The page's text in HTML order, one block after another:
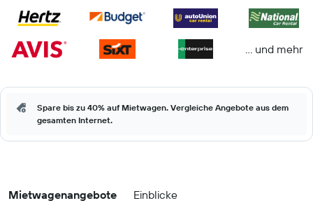
… und mehr
Spare bis zu 40% auf Mietwagen. Vergleiche Angebote aus dem
gesamten Internet.
Mietwagenangebote Einblicke